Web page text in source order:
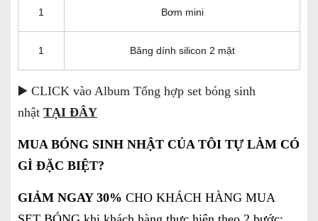
1 Bơm mini
1 Băng dính silicon 2 mặt
▶️ CLICK vào Album Tổng hợp set bóng sinh
nhật TẠI ĐÂY
MUA BÓNG SINH NHẬT CỦA TÔI TỰ LÀM CÓ
GÌ ĐẶC BIỆT?
GIẢM NGAY 30% CHO KHÁCH HÀNG MUA